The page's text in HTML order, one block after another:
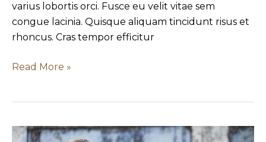
varius lobortis orci. Fusce eu velit vitae sem
congue lacinia. Quisque aliquam tincidunt risus et
rhoncus. Cras tempor efficitur
Read More »
Formation